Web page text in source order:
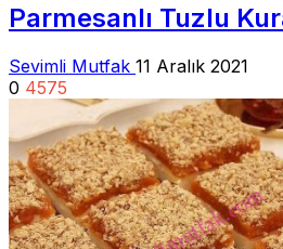
Parmesanlı Tuzlu
Sevimli Mutfak 11 Aralık 2021
0 4575